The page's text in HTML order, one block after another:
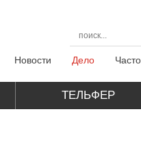
Новости Дело
TЕЛЬФЕР